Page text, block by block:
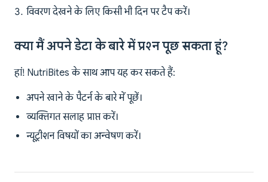
विवरण देखने के लिए किसी भी दिन पर टैप करें।
क्या मैं अपने डेटा के बारे में प्रश्न पूछ सकता हूं?
हां! NutriBites के साथ आप यह कर सकते हैं:
अपने खाने के पैटर्न के बारे में पूछें।
व्यक्तिगत सलाह प्राप्त करें।
न्यूट्रीशन विषयों का अन्वेषण करें।